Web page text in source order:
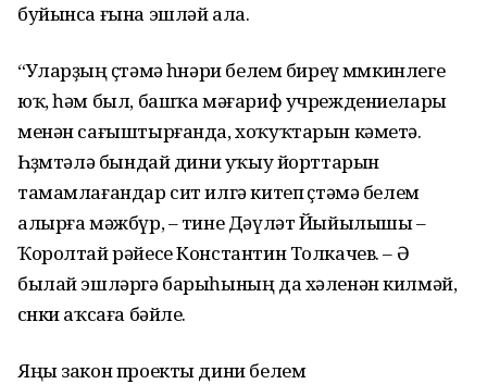
буйынса ғына эшләй ала.
“Уларҙың өҫтәмә һөнәри белем биреү мөмкинлеге
юҡ, һәм был, башҡа мәғариф учреждениелары
менән сағыштырғанда, хоҡуҡтарын кәметә.
Һөҙөмтәлә бындай дини уҡыу йорттарын
тамамлағандар сит илгә китеп өҫтәмә белем
алырға мәжбүр, – тине Дәүләт Йыйылышы –
Ҡоролтай рәйесе Константин Толкачев. – Ә
былай эшләргә барыһының да хәленән килмәй,
сөнки аҡсаға бәйле.
Яңы закон проекты дини белем